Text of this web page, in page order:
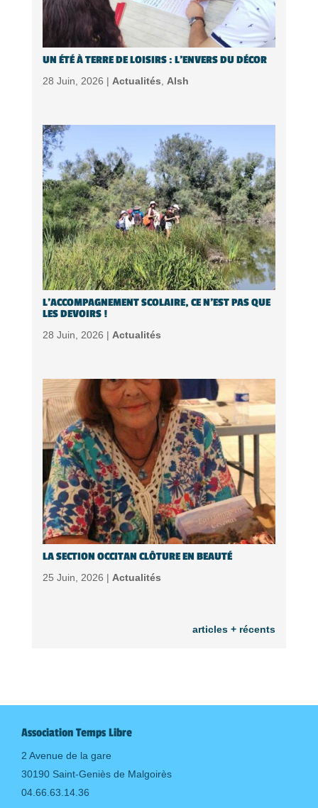
UN ÉTÉ À TERRE DE LOISIRS : L’ENVERS DU DÉCOR
28 Juin, 2026 | Actualités Alsh
L’ACCOMPAGNEMENT SCOLAIRE, CE N’EST PAS QUE
LES DEVOIRS !
28 Juin, 2026 | Actualités
LA SECTION OCCITAN CLÔTURE EN BEAUTÉ
25 Juin, 2026 | Actualités
articles + récents
Association Temps Libre
2 Avenue de la gare
30190 Saint-Geniès de Malgoirès
04.66.63.14.36